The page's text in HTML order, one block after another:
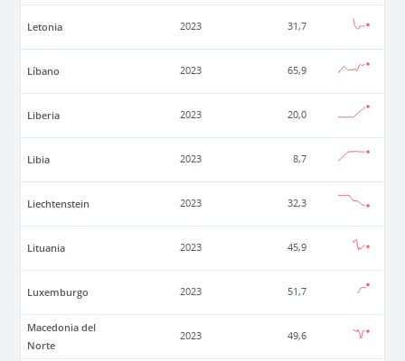
Letonia 2023 31,7
Líbano 2023 65,9
Liberia 2023 20,0
Libia 2023 8,7
Liechtenstein 2023 32,3
Lituania 2023 45,9
Luxemburgo 2023 51,7
Macedonia del
Norte
2023 49,6